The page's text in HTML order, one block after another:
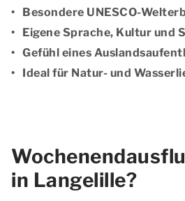
Besondere UNESCO-
Eigene Sprache, Kultur und
Gefühl eines
Ideal für Natur- und
in Langelille?